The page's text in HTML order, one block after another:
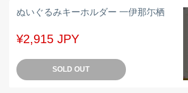
ぬいぐるみキーホルダー 一伊那尓栖
¥2,915 JPY
SOLD OUT